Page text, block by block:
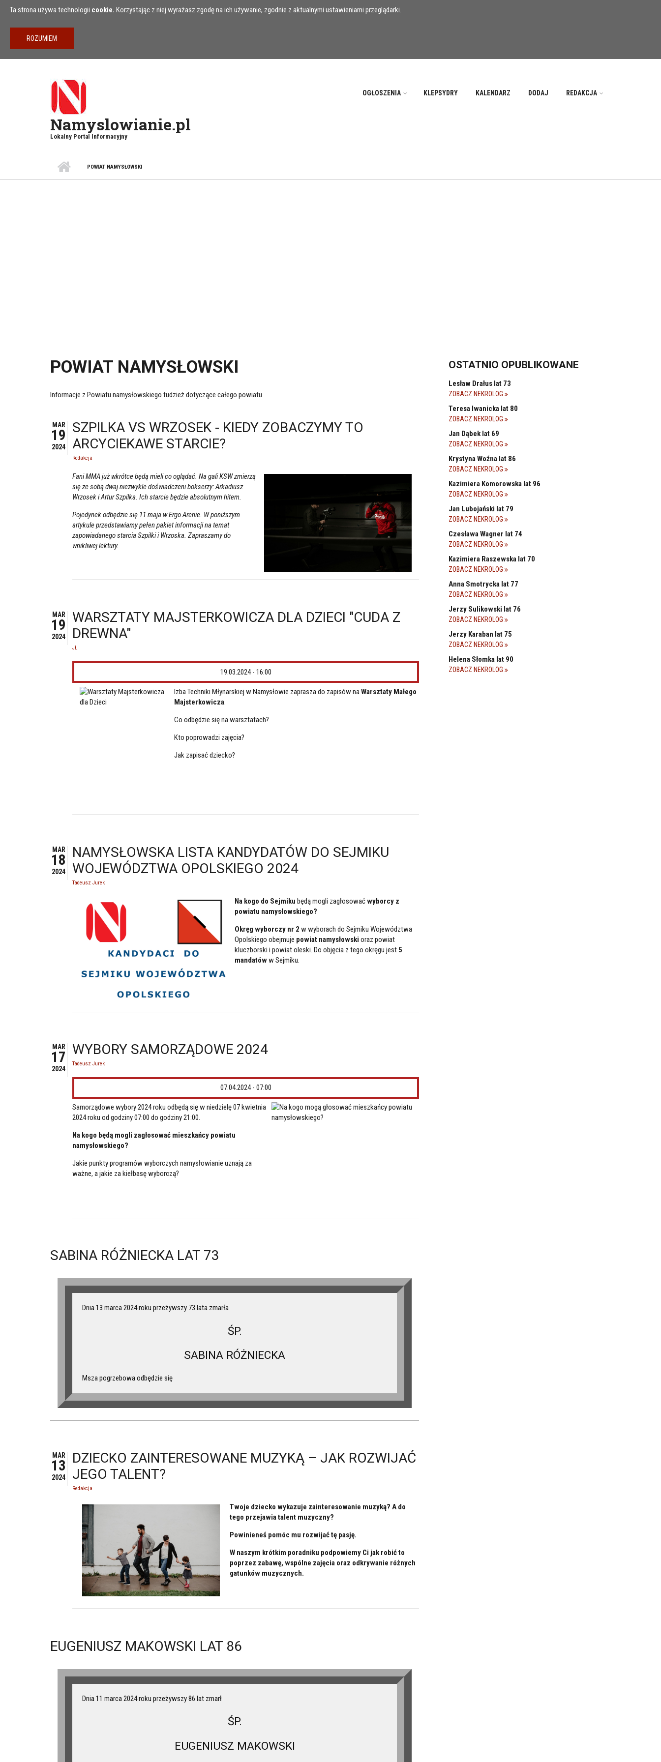
Przejdź do treści
Ta strona używa technologii cookie. Korzystając z niej wyrażasz zgodę na ich używanie, zgodnie z aktualnymi ustawieniami przeglądarki.
Namyslowianie.pl
Lokalny Portal Informacyjny
OGŁOSZENIA KLEPSYDRY KALENDARZ DODAJ REDAKCJA
POWIAT NAMYSŁOWSKI
POWIAT NAMYSŁOWSKI
Informacje z Powiatu namysłowskiego tudzież dotyczące całego powiatu.
MAR
19
2024
SZPILKA VS WRZOSEK - KIEDY ZOBACZYMY TO
ARCYCIEKAWE STARCIE?
Redakcja
Fani MMA już wkrótce będą mieli co oglądać. Na gali KSW zmierzą
się ze sobą dwaj niezwykle doświadczeni bokserzy: Arkadiusz
Wrzosek i Artur Szpilka. Ich starcie będzie absolutnym hitem.
Pojedynek odbędzie się 11 maja w Ergo Arenie. W poniższym
artykule przedstawiamy pełen pakiet informacji na temat
zapowiadanego starcia Szpilki i Wrzoska. Zapraszamy do
wnikliwej lektury.
MAR
19
2024
WARSZTATY MAJSTERKOWICZA DLA DZIECI "CUDA Z
DREWNA"
JŁ
19.03.2024 - 16:00
Izba Techniki Młynarskiej w Namysłowie zaprasza do zapisów na Warsztaty Małego
Majsterkowicza
Co odbędzie się na warsztatach?
Kto poprowadzi zajęcia?
Jak zapisać dziecko?
MAR
18
2024
NAMYSŁOWSKA LISTA KANDYDATÓW DO SEJMIKU
WOJEWÓDZTWA OPOLSKIEGO 2024
Tadeusz Jurek
Na kogo do Sejmiku będą mogli zagłosowaćwyborcy z
powiatu namysłowskiego?
Okręg wyborczy nr 2 w wyborach do Sejmiku Województwa
Opolskiego obejmuje powiat namysłowski oraz powiat
kluczborski i powiat oleski. Do objęcia z tego okręgu jest5
mandatóww Sejmiku.
MAR
17
2024
WYBORY SAMORZĄDOWE 2024
Tadeusz Jurek
07.04.2024 - 07:00
Samorządowe wybory 2024 roku odbędą się w niedzielę 07 kwietnia
2024 roku od godziny 07:00 do godziny 21:00.
Na kogo będą mogli zagłosować mieszkańcy powiatu
namysłowskiego?
Jakie punkty programów wyborczych namysłowianie uznają za
ważne, a jakie za kiełbasę wyborczą?
SABINA RÓŻNIECKA LAT 73
Dnia 13 marca 2024 roku przeżywszy 73 lata zmarła
ŚP.
SABINA RÓŻNIECKA
Msza pogrzebowa odbędzie się
MAR
13
2024
DZIECKO ZAINTERESOWANE MUZYKĄ – JAK ROZWIJAĆ
JEGO TALENT?
Redakcja
Twoje dziecko wykazuje zainteresowanie muzyką? A do
tego przejawia talent muzyczny?
Powinieneś pomóc mu rozwijać tę pasję.
W naszym krótkim poradniku podpowiemy Ci jak robić to
poprzez zabawę, wspólne zajęcia oraz odkrywanie różnych
gatunków muzycznych.
EUGENIUSZ MAKOWSKI LAT 86
Dnia 11 marca 2024 roku przeżywszy 86 lat zmarł
ŚP.
EUGENIUSZ MAKOWSKI
OSTATNIO OPUBLIKOWANE
Lesław Drałus lat 73
ZOBACZ NEKROLOG
Teresa Iwanicka lat 80
ZOBACZ NEKROLOG
Jan Dąbek lat 69
ZOBACZ NEKROLOG
Krystyna Woźna lat 86
ZOBACZ NEKROLOG
Kazimiera Komorowska lat 96
ZOBACZ NEKROLOG
Jan Lubojański lat 79
ZOBACZ NEKROLOG
Czesława Wagner lat 74
ZOBACZ NEKROLOG
Kazimiera Raszewska lat 70
ZOBACZ NEKROLOG
Anna Smotrycka lat 77
ZOBACZ NEKROLOG
Jerzy Sulikowski lat 76
ZOBACZ NEKROLOG
Jerzy Karaban lat 75
ZOBACZ NEKROLOG
Helena Słomka lat 90
ZOBACZ NEKROLOG